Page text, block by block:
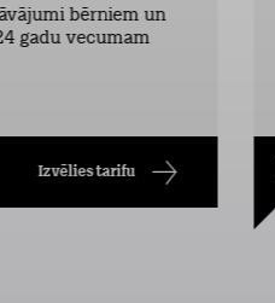
bērniem un
gadu vecumam
Izvēlies tarifu